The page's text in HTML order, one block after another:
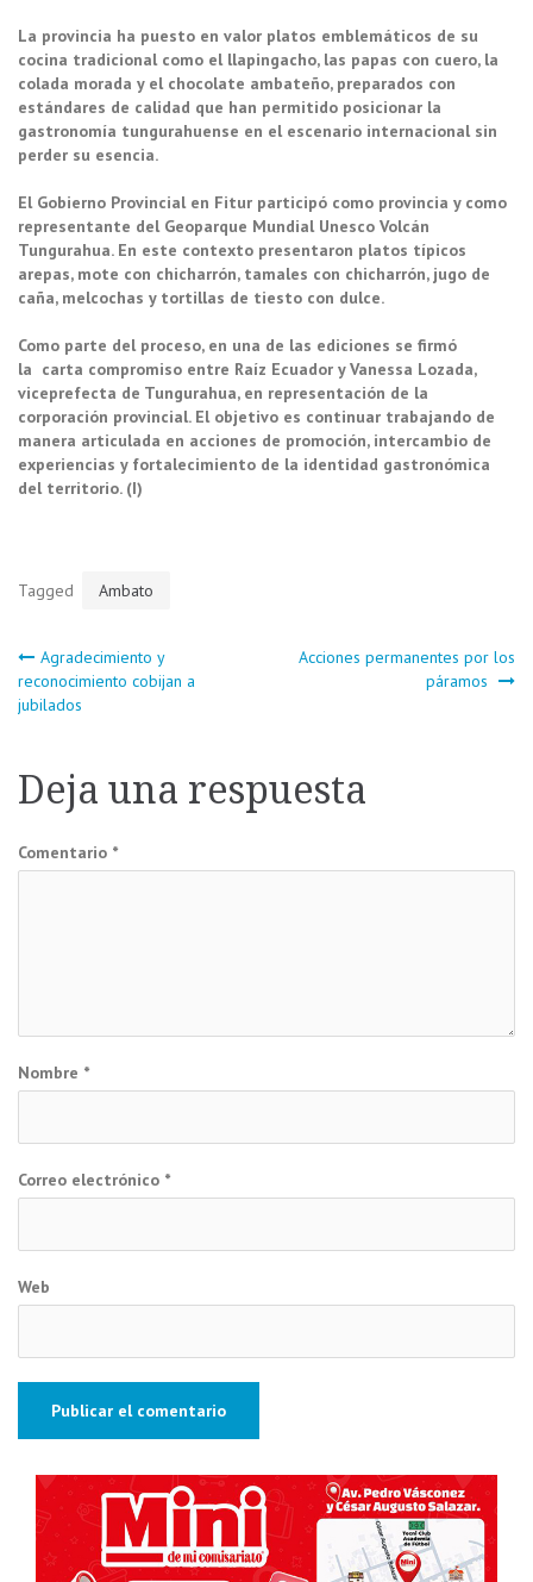
La provincia ha puesto en valor platos emblemáticos de su
cocina tradicional como el llapingacho, las papas con cuero, la
colada morada y el chocolate ambateño, preparados con
estándares de calidad que han permitido posicionar la
gastronomía tungurahuense en el escenario internacional sin
perder su esencia.
El Gobierno Provincial en Fitur participó como provincia y como
representante del Geoparque Mundial Unesco Volcán
Tungurahua. En este contexto presentaron platos típicos
arepas, mote con chicharrón, tamales con chicharrón, jugo de
caña, melcochas y tortillas de tiesto con dulce.
Como parte del proceso, en una de las ediciones se firmó
la carta compromiso entre Raíz Ecuador y Vanessa Lozada,
viceprefecta de Tungurahua, en representación de la
corporación provincial. El objetivo es continuar trabajando de
manera articulada en acciones de promoción, intercambio de
experiencias y fortalecimiento de la identidad gastronómica
del territorio. (I)
Tagged Ambato
Navegación
de
entradas
Agradecimiento y
reconocimiento cobijan a
jubilados
Acciones permanentes por los
páramos
Deja una respuesta
Comentario *
Nombre *
Correo electrónico *
Web